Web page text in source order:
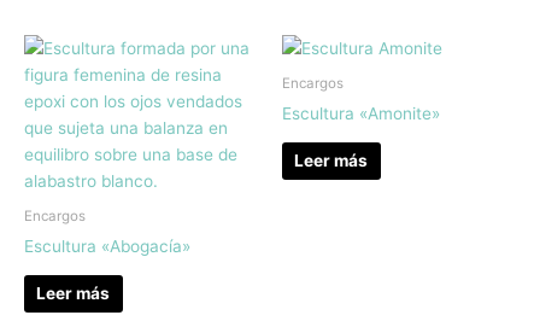
Encargos
Escultura «Abogacía»
Leer más
Encargos
Escultura «Amonite»
Leer más